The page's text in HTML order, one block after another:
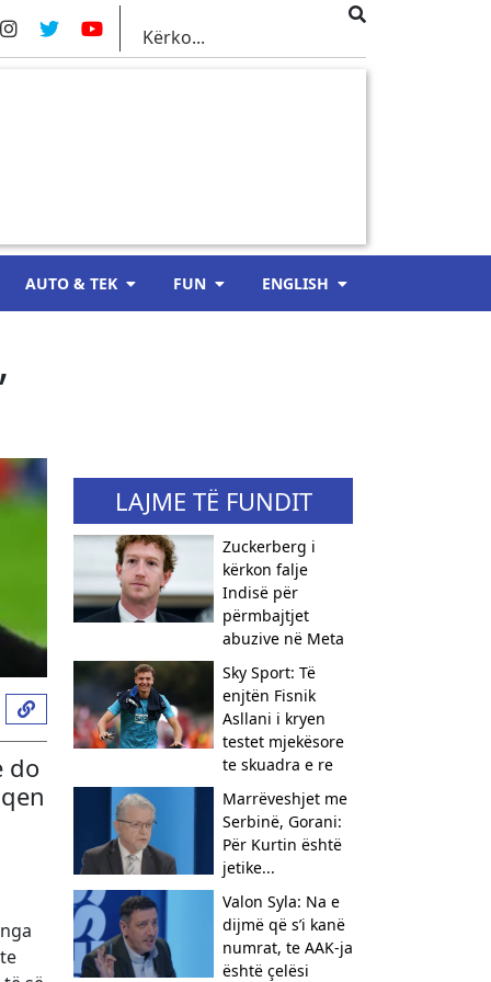
AUTO & TEK FUN ENGLISH
do
LAJME TË FUNDIT
Zuckerberg i
kërkon falje
Indisë për
përmbajtjet
abuzive në Meta
Sky Sport: Të
enjtën Fisnik
Asllani i kryen
testet mjekësore
te skuadra e re
Marrëveshjet me
Serbinë, Gorani:
Për Kurtin është
jetike...
Valon Syla: Na e
dijmë që s’i kanë
numrat, te AAK-ja
është çelësi